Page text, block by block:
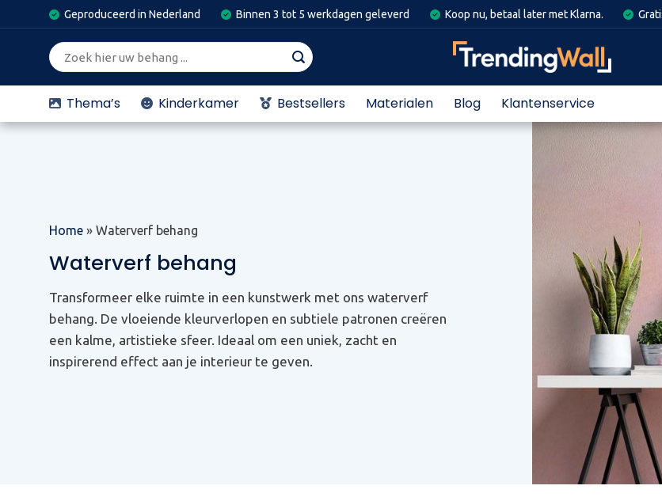
to
Geproduceerd in Nederland Binnen 3 tot 5 werkdagen geleverd Koop nu, betaal later met Klarna.
Zoeken
naar:
Thema’s Kinderkamer Bestsellers Materialen Blog Klantenservice
Home » Waterverf behang
Waterverf behang
Transformeer elke ruimte in een kunstwerk met ons waterverf
behang. De vloeiende kleurverlopen en subtiele patronen creëren
een kalme, artistieke sfeer. Ideaal om een uniek, zacht en
inspirerend effect aan je interieur te geven.